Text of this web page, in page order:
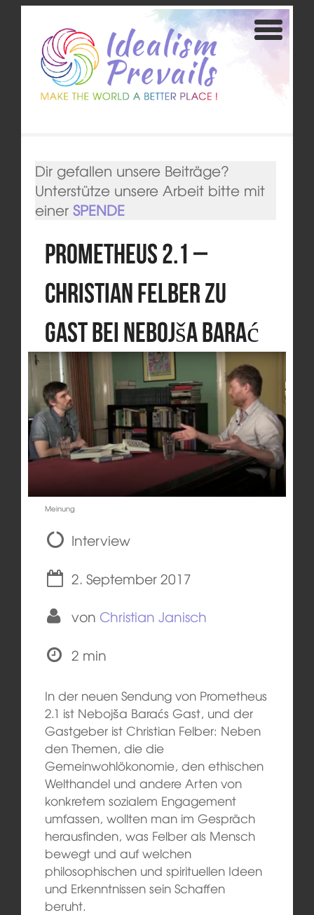
Dir gefallen unsere Beiträge?
Unterstütze unsere Arbeit bitte mit
einer SPENDE
PROMETHEUS 2.1 –
Christian Felber zu
Gast bei Nebojša Barać
Meinung
Interview
2. September 2017
von Christian Janisch
2 min
In der neuen Sendung von Prometheus
2.1 ist Nebojša Baraćs Gast, und der
Gastgeber ist Christian Felber: Neben
den Themen, die die
Gemeinwohlökonomie, den ethischen
Welthandel und andere Arten von
konkretem sozialem Engagement
umfassen, wollten man im Gespräch
herausfinden, was Felber als Mensch
bewegt und auf welchen
philosophischen und spirituellen Ideen
und Erkenntnissen sein Schaffen
beruht.